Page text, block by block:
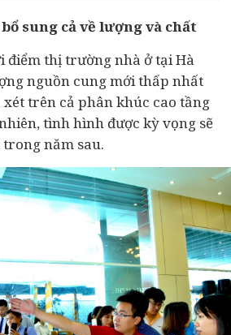
sung cả về lượng và chất
điểm thị trường nhà ở tại Hà
nguồn cung mới thấp nhất
trên cả phân khúc cao tầng
tình hình được kỳ vọng sẽ
năm sau.